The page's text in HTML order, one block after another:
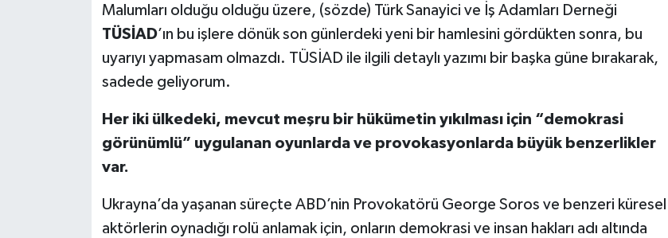
Malumları olduğu olduğu üzere, (sözde) Türk Sanayici ve İş Adamları Derneği
TÜSİAD’ın bu işlere dönük son günlerdeki yeni bir hamlesini gördükten sonra, bu
uyarıyı yapmasam olmazdı. TÜSİAD ile ilgili detaylı yazımı bir başka güne bırakarak,
sadede geliyorum.
Her iki ülkedeki, mevcut meşru bir hükümetin yıkılması için “demokrasi
görünümlü” uygulanan oyunlarda ve provokasyonlarda büyük benzerlikler
var.
Ukrayna’da yaşanan süreçte ABD’nin Provokatörü George Soros ve benzeri küresel
aktörlerin oynadığı rolü anlamak için, onların demokrasi ve insan hakları adı altında